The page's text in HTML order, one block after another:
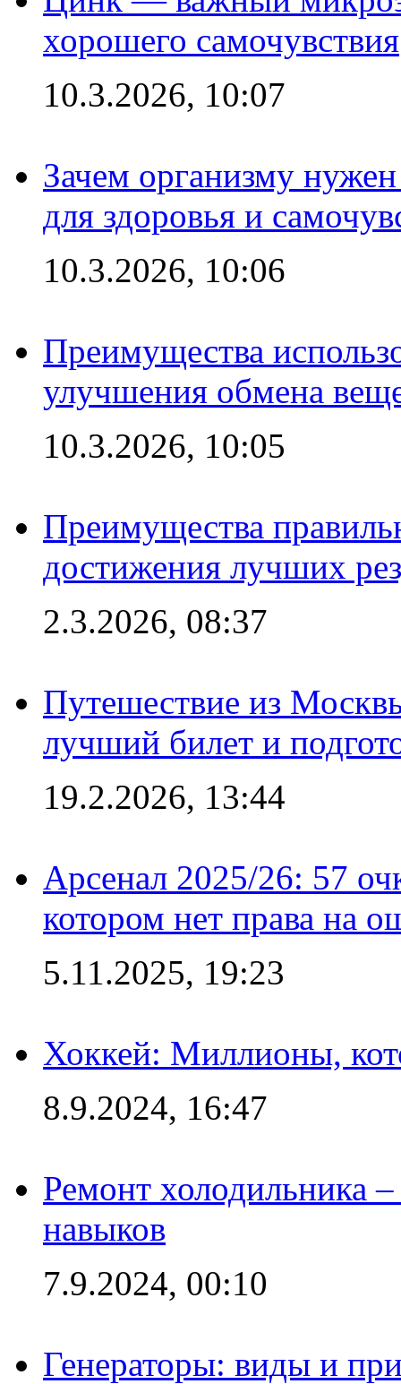
хорошего самочувствия
10.3.2026, 10:07
Зачем организму
для здоровья и
10.3.2026, 10:06
Преимущества
улучшения обмена
10.3.2026, 10:05
Преимущества
достижения лучших
2.3.2026, 08:37
Путешествие из
лучший билет и
19.2.2026, 13:44
Арсенал 2025/26: 57
котором нет права на
5.11.2025, 19:23
Хоккей: Миллионы,
8.9.2024, 16:47
Ремонт холодильника
навыков
7.9.2024, 00:10
Генераторы: виды и